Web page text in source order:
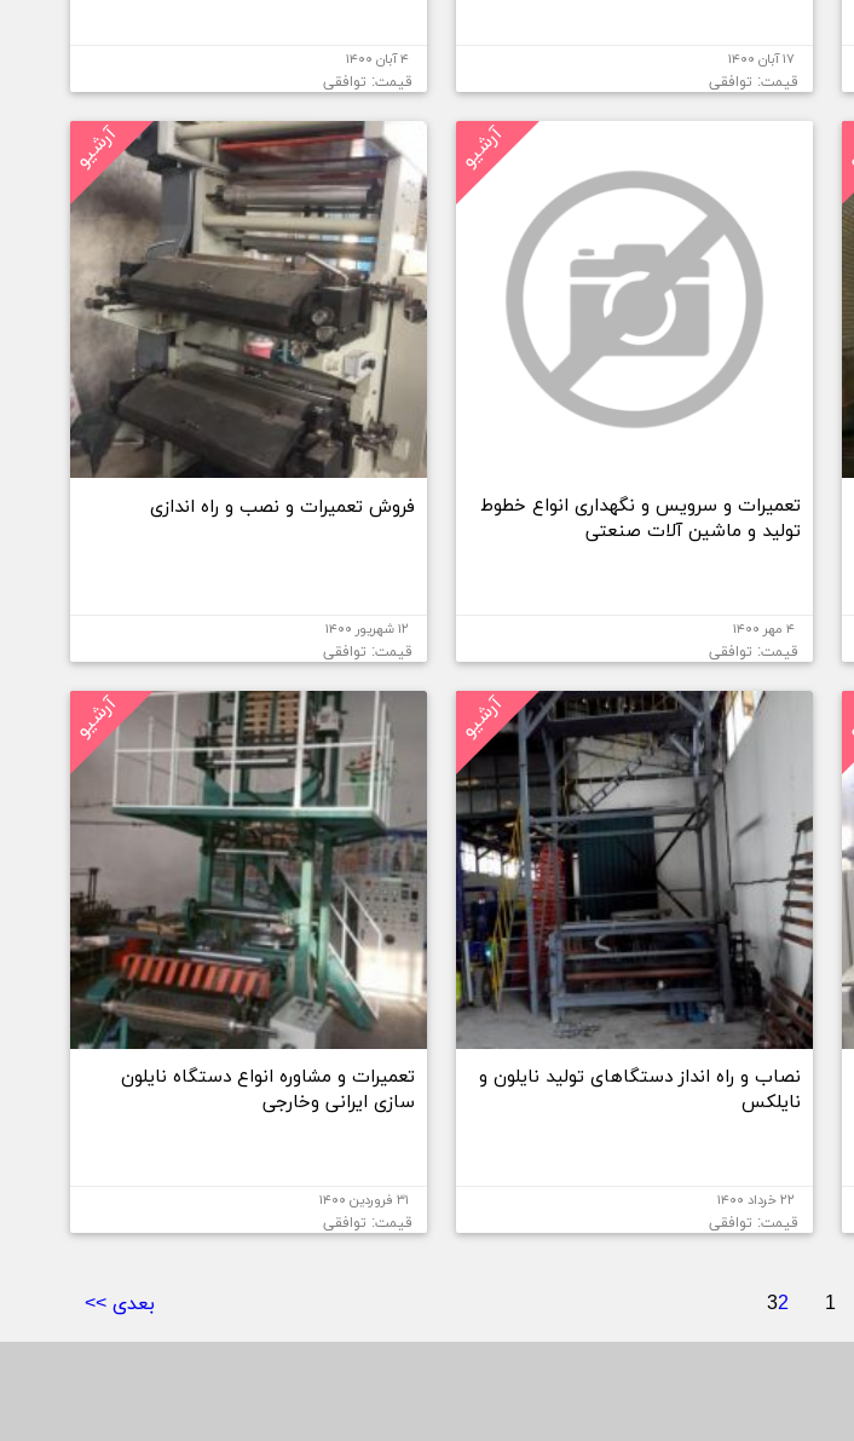
۱۷ آبان ۱۴۰۰
قیمت: توافقی
۴ آبان ۱۴۰۰
قیمت: توافقی
آرشیو
تعمیرات و سرویس و نگهداری انواع خطوط
تولید و ماشین آلات صنعتی
۴ مهر ۱۴۰۰
قیمت: توافقی
آرشیو
فروش تعمیرات و نصب و راه اندازی
۱۲ شهریور ۱۴۰۰
قیمت: توافقی
آرشیو
نصاب و راه انداز دستگاهای تولید نایلون و
نایلکس
۲۲ خرداد ۱۴۰۰
قیمت: توافقی
آرشیو
تعمیرات و مشاوره انواع دستگاه نایلون
سازی ایرانی وخارجی
۳۱ فروردین ۱۴۰۰
قیمت: توافقی
2 1 بعدی >>